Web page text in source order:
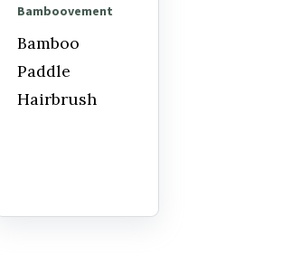
Bamboovement
Bamboo
Paddle
Hairbrush